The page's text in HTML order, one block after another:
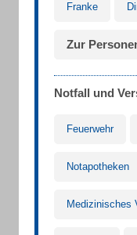
Franke
Zur
Notfall und
Feuerwehr
Notapotheken
Medizinisches